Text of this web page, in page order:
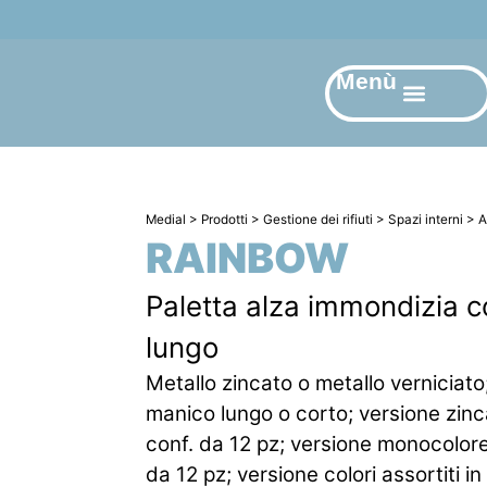
Menù
Medial > Prodotti >Gestione dei rifiuti >Spazi interni >
RAINBOW
Paletta alza immondizia
lungo
Metallo zincato o metallo
manico lungo o corto; versione
conf. da 12 pz; versione
da 12 pz; versione colori assortiti